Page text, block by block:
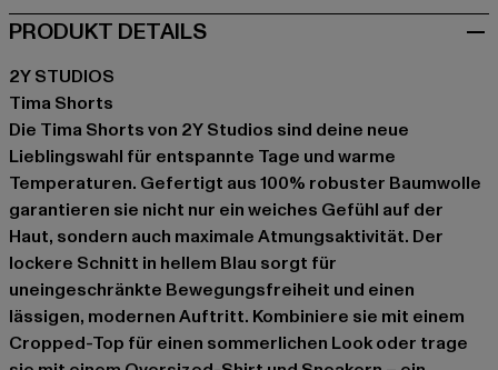
PRODUKT DETAILS
2Y STUDIOS
Tima Shorts
Die Tima Shorts von 2Y Studios sind deine neue
Lieblingswahl für entspannte Tage und warme
Temperaturen. Gefertigt aus 100% robuster Baumwolle
garantieren sie nicht nur ein weiches Gefühl auf der
Haut, sondern auch maximale Atmungsaktivität. Der
lockere Schnitt in hellem Blau sorgt für
uneingeschränkte Bewegungsfreiheit und einen
lässigen, modernen Auftritt. Kombiniere sie mit einem
Cropped-Top für einen sommerlichen Look oder trage